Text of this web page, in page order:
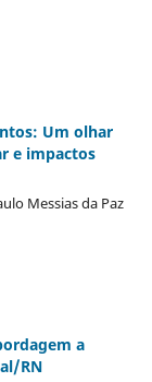
Um olhar
e impactos
Messias da Paz
a
RN